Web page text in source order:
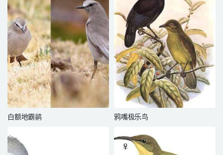
白额地霸鹟 鸦嘴极乐鸟